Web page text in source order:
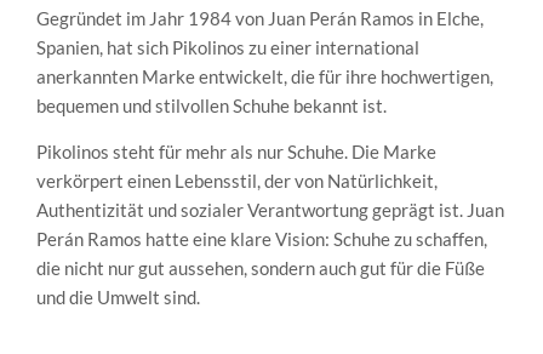
Gegründet im Jahr 1984 von Juan Perán Ramos in Elche,
Spanien, hat sich Pikolinos zu einer international
anerkannten Marke entwickelt, die für ihre hochwertigen,
bequemen und stilvollen Schuhe bekannt ist.
Pikolinos steht für mehr als nur Schuhe. Die Marke
verkörpert einen Lebensstil, der von Natürlichkeit,
Authentizität und sozialer Verantwortung geprägt ist. Juan
Perán Ramos hatte eine klare Vision: Schuhe zu schaffen,
die nicht nur gut aussehen, sondern auch gut für die Füße
und die Umwelt sind.